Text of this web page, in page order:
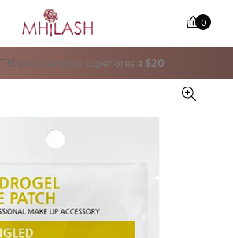
para compras superiores a $20
0